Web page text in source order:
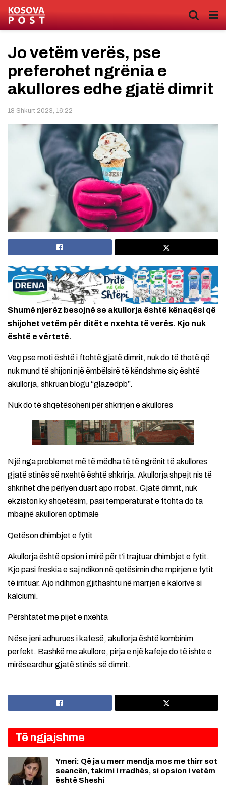
Jo vetëm verës, pse
preferohet ngrënia e
akullores edhe gjatë dimrit
18 Shkurt 2023, 16:22
Shumë njerëz besojnë se akullorja është kënaqësi që
shijohet vetëm për ditët e nxehta të verës. Kjo nuk
është e vërtetë.
Veç pse moti është i ftohtë gjatë dimrit, nuk do të thotë që
nuk mund të shijoni një ëmbëlsirë të këndshme siç është
akullorja, shkruan blogu “glazedpb”.
Nuk do të shqetësoheni për shkrirjen e akullores
Një nga problemet më të mëdha të të ngrënit të akullores
gjatë stinës së nxehtë është shkrirja. Akullorja shpejt nis të
shkrihet dhe përlyen duart apo rrobat. Gjatë dimrit, nuk
ekziston ky shqetësim, pasi temperaturat e ftohta do ta
mbajnë akulloren optimale
Qetëson dhimbjet e fytit
Akullorja është opsion i mirë për t’i trajtuar dhimbjet e fytit.
Kjo pasi freskia e saj ndikon në qetësimin dhe mpirjen e fytit
të irrituar. Ajo ndihmon gjithashtu në marrjen e kalorive si
kalciumi.
Përshtatet me pijet e nxehta
Nëse jeni adhurues i kafesë, akullorja është kombinim
perfekt. Bashkë me akullore, pirja e një kafeje do të ishte e
mirëseardhur gjatë stinës së dimrit.
Të ngjajshme
Ymeri: Që ja u merr mendja mos me thirr sot
seancën, takimi i rradhës, si opsion i vetëm
është Sheshi